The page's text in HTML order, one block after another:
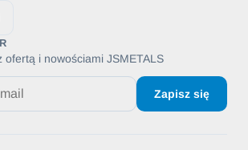
ofertą i nowościami JSMETALS
Zapisz się